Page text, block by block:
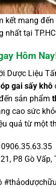
kết mang
nhất tại
Hôm
Dược Liệu
gai sấy khô
sản phẩm
cao sức
quả từ một
P8 Gò Vấp,